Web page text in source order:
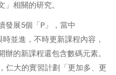
相關的研究。
發展5個「P」，當中
並進，不時更新課程內容，
的新課程還包含數碼元素。
仁大的實習計劃「更加多、更